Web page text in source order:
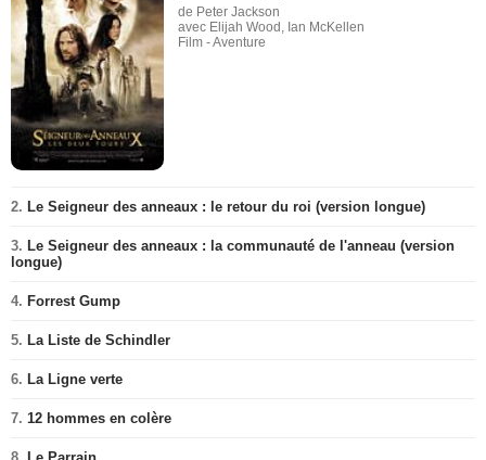
de Peter Jackson
avec Elijah Wood, Ian McKellen
Film - Aventure
2. Le Seigneur des anneaux : le retour du roi (version longue)
3. Le Seigneur des anneaux : la communauté de l'anneau (version
longue)
4. Forrest Gump
5. La Liste de Schindler
6. La Ligne verte
7. 12 hommes en colère